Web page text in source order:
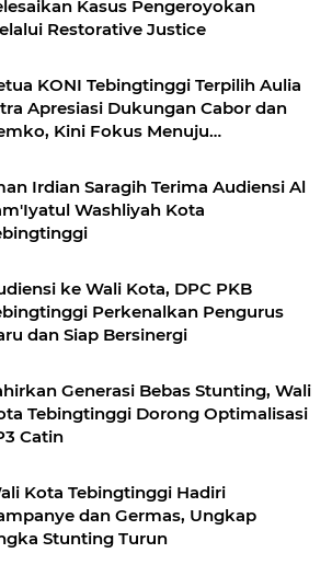
Kasus Pengeroyokan
Restorative Justice
KONI Tebingtinggi Terpilih Aulia
Apresiasi Dukungan Cabor dan
Kini Fokus Menuju
Irdian Saragih Terima Audiensi Al
Washliyah Kota
ke Wali Kota, DPC PKB
Perkenalkan Pengurus
dan Siap Bersinergi
Generasi Bebas Stunting, Wali
Tebingtinggi Dorong Optimalisasi
Catin
Kota Tebingtinggi Hadiri
dan Germas, Ungkap
Stunting Turun